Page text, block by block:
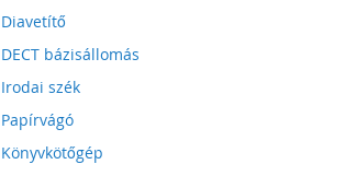
Diavetítő
DECT bázisállomás
Irodai szék
Papírvágó
Könyvkötőgép